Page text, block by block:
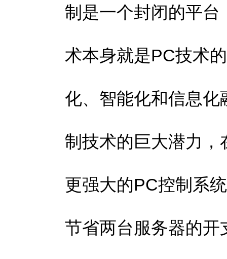
制是一个封闭的平
术本身就是PC技术
化、智能化和信息化
制技术的巨大潜力
更强大的PC控制系
节省两台服务器的开